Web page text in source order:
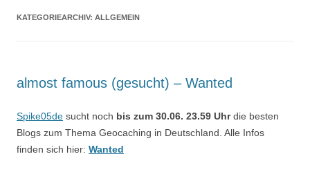
KATEGORIEARCHIV: ALLGEMEIN
almost famous (gesucht) – Wanted
Spike05de sucht noch bis zum 30.06. 23.59 Uhrdie besten
Blogs zum Thema Geocaching in Deutschland. Alle Infos
finden sich hier: Wanted